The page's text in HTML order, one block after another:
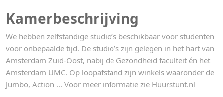
Kamerbeschrijving
We hebben zelfstandige studio’s beschikbaar voor studenten
voor onbepaalde tijd. De studio’s zijn gelegen in het hart van
Amsterdam Zuid-Oost, nabij de Gezondheid faculteit én het
Amsterdam UMC. Op loopafstand zijn winkels waaronder de
Jumbo, Action ... Voor meer informatie zie Huurstunt.nl